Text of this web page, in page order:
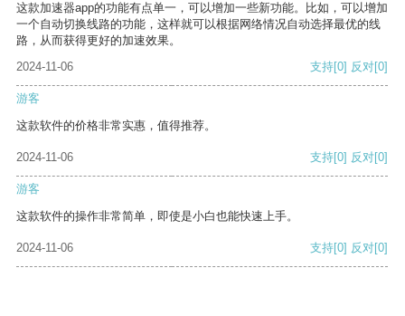
这款加速器app的功能有点单一，可以增加一些新功能。比如，可以增加
一个自动切换线路的功能，这样就可以根据网络情况自动选择最优的线
路，从而获得更好的加速效果。
2024-11-06
支持[0] 反对[0]
游客
这款软件的价格非常实惠，值得推荐。
2024-11-06 支持[0] 反对[0]
游客
这款软件的操作非常简单，即使是小白也能快速上手。
2024-11-06 支持[0] 反对[0]